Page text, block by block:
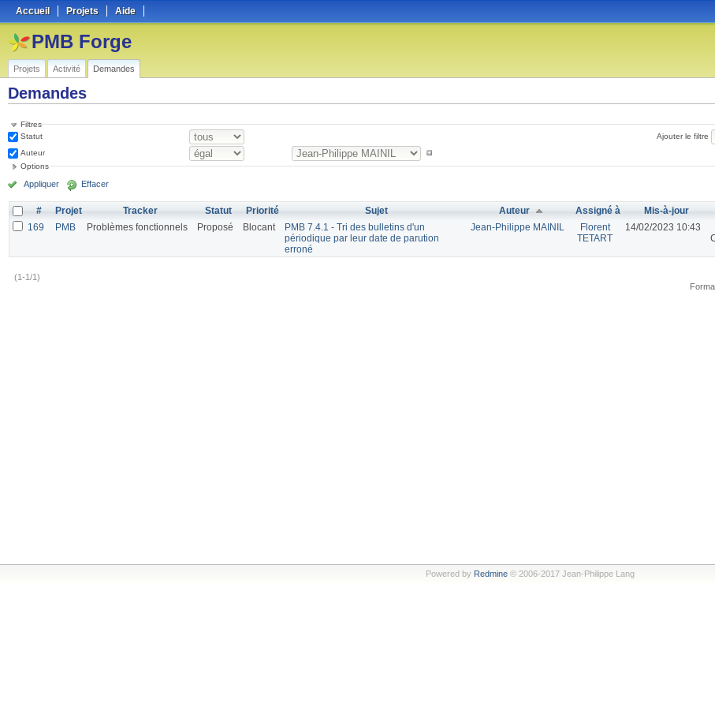
Accueil Projets Aide
PMB Forge
Projets Activité Demandes
Demandes
Filtres
Statut
Auteur
Ajouter le filtre
Options
Appliquer Effacer
# Projet Tracker Statut Priorité Sujet Auteur Assigné à Mis-à-jour
169
PMB Problèmes fonctionnels Proposé Blocant
PMB 7.4.1 - Tri des bulletins d'un
périodique par leur date de parution
erroné
Jean-Philippe MAINIL
Florent
TETART
14/02/2023 10:43
(1-1/1)
Powered by Redmine© 2006-2017 Jean-Philippe Lang